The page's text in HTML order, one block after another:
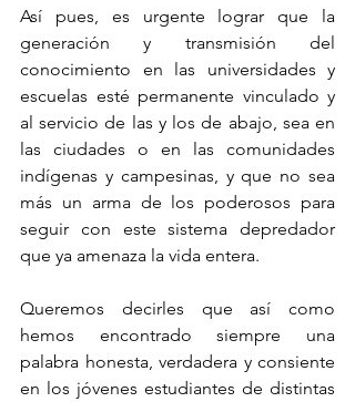
Así pues, es urgente lograr que la
generación y transmisión del
conocimiento en las universidades y
escuelas esté permanente vinculado y
al servicio de las y los de abajo, sea en
las ciudades o en las comunidades
indígenas y campesinas, y que no sea
más un arma de los poderosos para
seguir con este sistema depredador
que ya amenaza la vida entera.
Queremos decirles que así como
hemos encontrado siempre una
palabra honesta, verdadera y consiente
en los jóvenes estudiantes de distintas